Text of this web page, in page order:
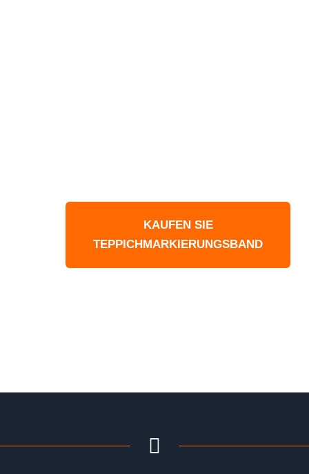
KAUFEN SIE
TEPPICHMARKIERUNGSBAND
SCHNELL & EINFACH